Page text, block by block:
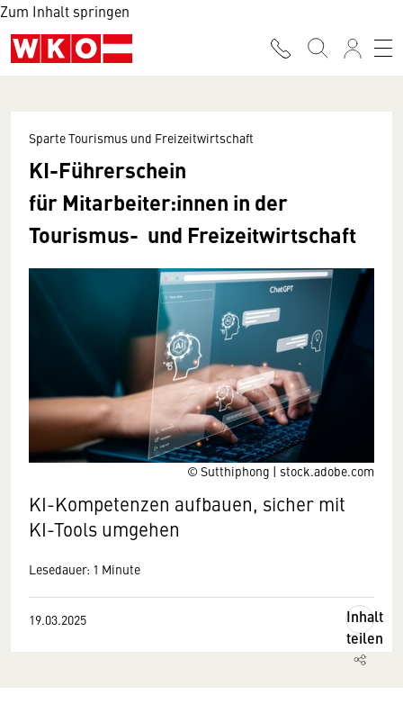
Zum Inhalt springen
© Sutthiphong | stock.adobe.com
Sparte Tourismus und Freizeitwirtschaft
KI-Führerschein
für Mitarbeiter:innen in der
Tourismus- und Freizeitwirtschaft
KI-Kompetenzen aufbauen, sicher mit
KI-Tools umgehen
Lesedauer: 1 Minute
19.03.2025
Inhalt
teilen